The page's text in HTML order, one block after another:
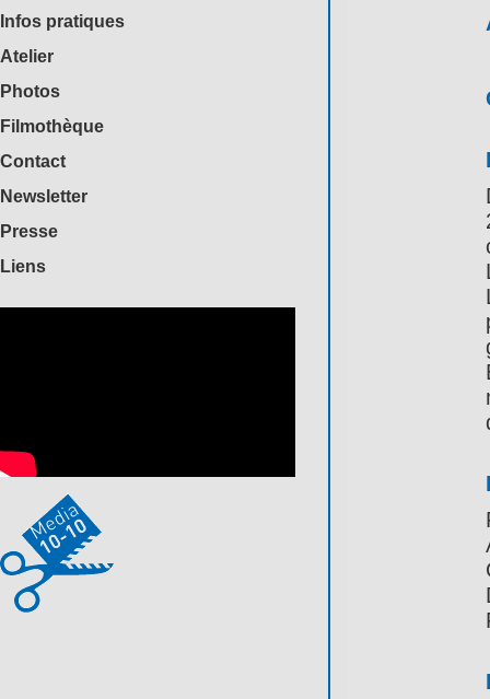
Infos pratiques
Atelier
Photos
Filmothèque
Contact
Newsletter
Presse
Liens